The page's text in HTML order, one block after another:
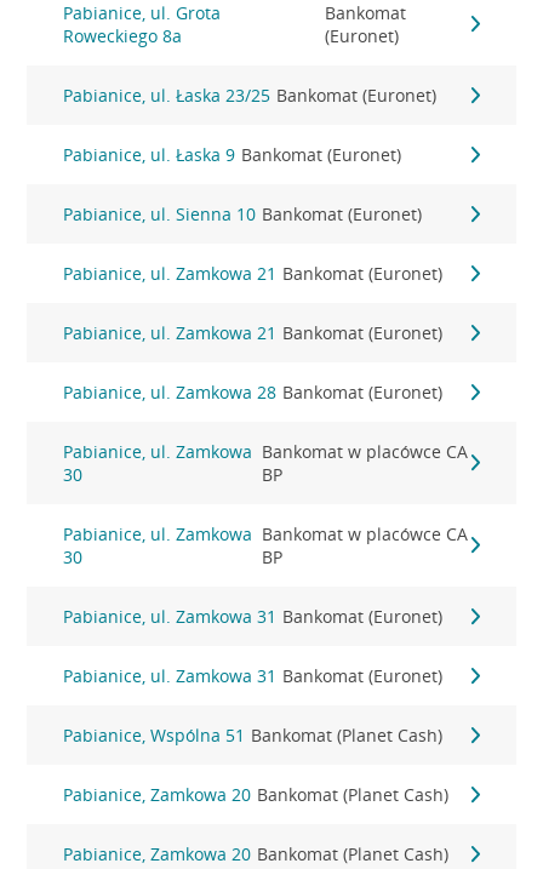
Pabianice, ul. Grota
Roweckiego 8a
Bankomat
(Euronet)
Pabianice, ul. Łaska 23/25 Bankomat (Euronet)
Pabianice, ul. Łaska 9 Bankomat (Euronet)
Pabianice, ul. Sienna 10 Bankomat (Euronet)
Pabianice, ul. Zamkowa 21 Bankomat (Euronet)
Pabianice, ul. Zamkowa 21 Bankomat (Euronet)
Pabianice, ul. Zamkowa 28 Bankomat (Euronet)
Pabianice, ul. Zamkowa
30
Bankomat w placówce CA
BP
Pabianice, ul. Zamkowa
30
Bankomat w placówce CA
BP
Pabianice, ul. Zamkowa 31 Bankomat (Euronet)
Pabianice, ul. Zamkowa 31 Bankomat (Euronet)
Pabianice, Wspólna 51 Bankomat (Planet Cash)
Pabianice, Zamkowa 20 Bankomat (Planet Cash)
Pabianice, Zamkowa 20 Bankomat (Planet Cash)